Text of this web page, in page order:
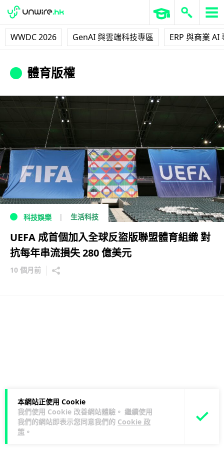
WWDC 2026 GenAI 與雲端科技專區 ERP 與商業 AI
本網站正使用 Cookie
我們使用 Cookie 改善網站體驗。 繼續使用
我們的網站即表示您同意我們的 Cookie 政
策 。
體育版權
科技娛樂 生活科技
UEFA 成首個加入全球反盜版聯盟體育組織 對
抗每年串流損失 280 億美元
10 個月前